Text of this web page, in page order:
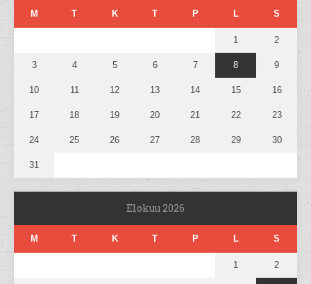
M T K T P L S
1 2
3 4 5 6 7 8 9
10 11 12 13 14 15 16
17 18 19 20 21 22 23
24 25 26 27 28 29 30
31
Elokuu 2026
M T K T P L S
1 2